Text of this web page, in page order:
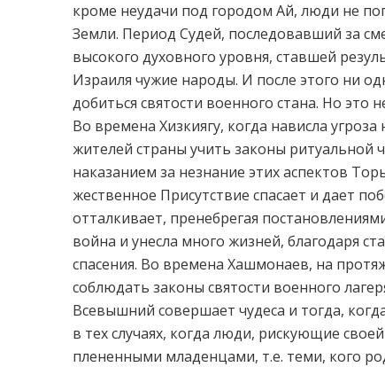
кроме неудачи под городом Ай, люди не
Земли. Период Судей, последовавший за
высокого духовного уровня, ставшей
Израиля чужие народы. И после этого ни
добиться святости военного стана. Но это
Во времена Хизкиягу, когда нависла
жителей страны учить законы ритуальной
наказанием за незнание этих аспектов
жественное Присутствие спасает и дает
отталкивает, пренебрегая
война и унесла много жизней, благодаря
спасения. Во времена Хашмонаев, на
соблюдать законы святости военного
Всевышний совершает чудеса и тогда,
в тех случаях, когда люди, рискующие
плененными младенцами, т.е. теми, кого